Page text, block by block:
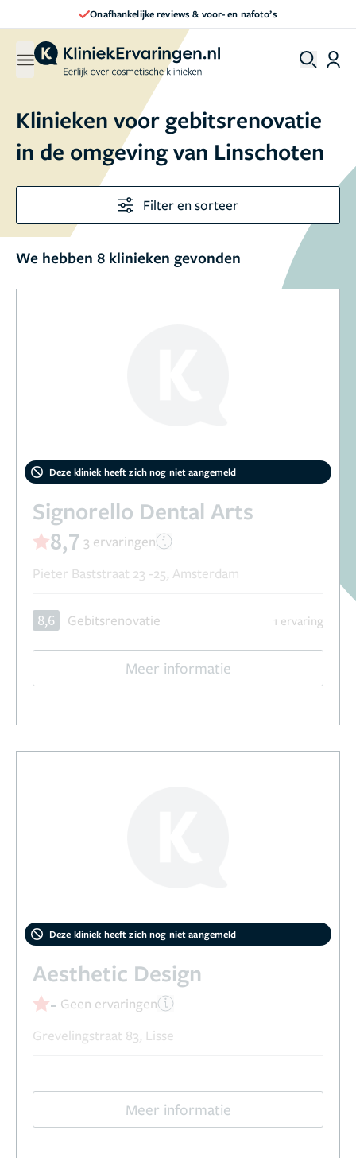
Onafhankelijke reviews & voor- en nafoto’s
Klinieken voor gebitsrenovatie
in de omgeving van Linschoten
Filter en sorteer
We hebben 8 klinieken gevonden
Deze kliniek heeft zich nog niet aangemeld
Signorello Dental Arts
8,7 3 ervaringen
Pieter Baststraat 23 -25, Amsterdam
8,6 Gebitsrenovatie 1 ervaring
Meer informatie
Deze kliniek heeft zich nog niet aangemeld
Aesthetic Design
- Geen ervaringen
Grevelingstraat 83, Lisse
Meer informatie